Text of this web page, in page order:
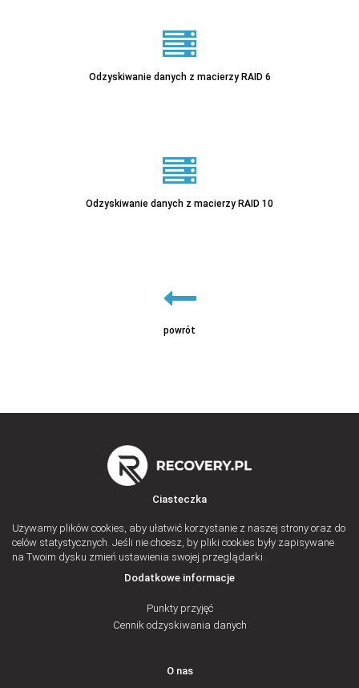
Odzyskiwanie danych z macierzy RAID 6
Odzyskiwanie danych z macierzy RAID 10
Sprawdź
powrót
Ciasteczka
Używamy plików cookies, aby ułatwić korzystanie z naszej strony oraz do
celów statystycznych. Jeśli nie chcesz, by pliki cookies były zapisywane
na Twoim dysku zmień ustawienia swojej przeglądarki.
Dodatkowe informacje
Punkty przyjęć
Cennik odzyskiwania danych
O nas